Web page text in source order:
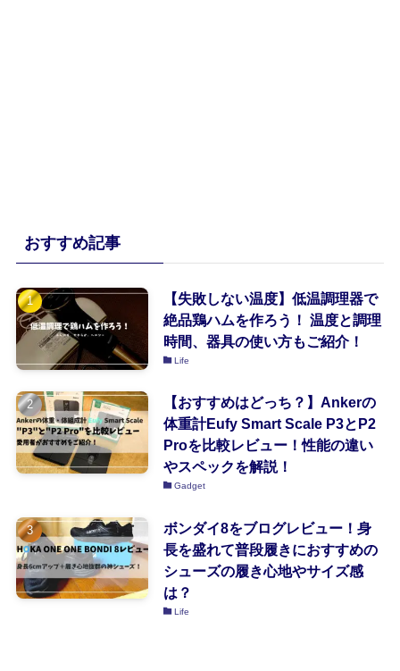
おすすめ記事
【失敗しない温度】低温調理器で
絶品鶏ハムを作ろう！ 温度と調理
時間、器具の使い方もご紹介！
Life
【おすすめはどっち？】Ankerの
体重計Eufy Smart Scale P3とP2
Proを比較レビュー！性能の違い
やスペックを解説！
Gadget
ボンダイ8をブログレビュー！身
長を盛れて普段履きにおすすめの
シューズの履き心地やサイズ感
は？
Life